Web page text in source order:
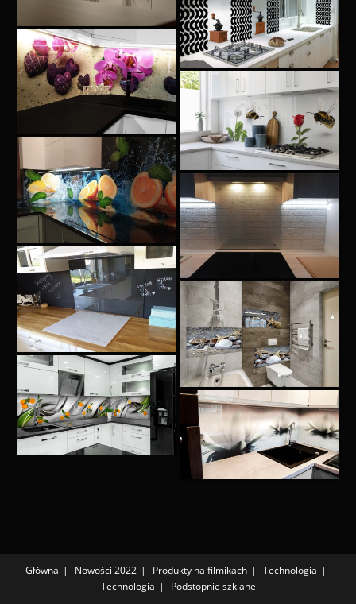
Główna Nowości 2022 Produkty na filmikach
Technologia
Technologia
Podstopnie szklane